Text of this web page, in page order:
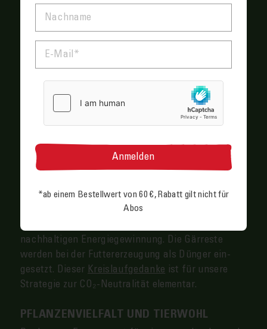
Da ein­gebettete Emissionen im
setzen wir bei der Er­nährung unserer Tiere auf
regionales Öko­futter: Weizen, Mais und Triticale
dienen als Energie­lieferanten. Sonnen­blumen, Soja,
Erbsen, Bohnen und Lupinen sind hervor­ragende
Eiweiß­quellen. Durch Humus­aufbau, ab­gestimmte
Frucht­folgen und kurze Transport­wege lässt sich
wenden wir europäisches Soja und unter­stützen
da­mit nicht die Ab­holzung des Regen­waldes.
Eiern be­steht auch in der Lagerung und Aus­
bringung von Geflügel­mist. In der be­nachbarten
Biogas-Anlage
nach­haltigen Energie­gewinnung. Die Gär­reste
werden bei der Futter­erzeugung als Dünger ein­
gesetzt. Dieser Kreislauf­gedanke ist für unsere
Strategie zur CO₂-Neutralität elementar.
PFLANZENVIELFALT UND TIERWOHL
*ab einem Bestell­wert von 60 €, Rabatt gilt nicht für
Abos